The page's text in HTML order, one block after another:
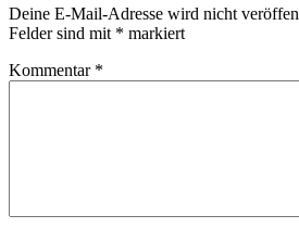
Deine E-Mail-Adresse wird nicht
Felder sind mit * markiert
Kommentar *